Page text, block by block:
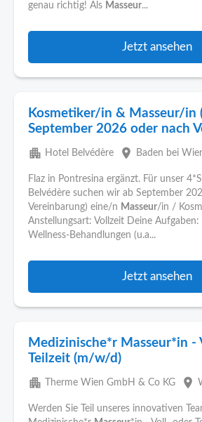
genau richtig! Als Masseur...
Jetzt ansehen
Kosmetiker/in & Masseur/in
September 2026 oder nach
apartment Hotel Belvédère place Baden bei
Flaz in Pontresina ergänzt. Für unser
Belvédère suchen wir ab September
Vereinbarung) eine/n Masseur/in /
Anstellungsart: Vollzeit Deine
Wellness-Behandlungen (u.a...
Jetzt ansehen
Medizinische*r Masseur*in -
Teilzeit (m/w/d)
apartment Therme Wien GmbH & Co KG place
Werden Sie Teil unseres innovativen